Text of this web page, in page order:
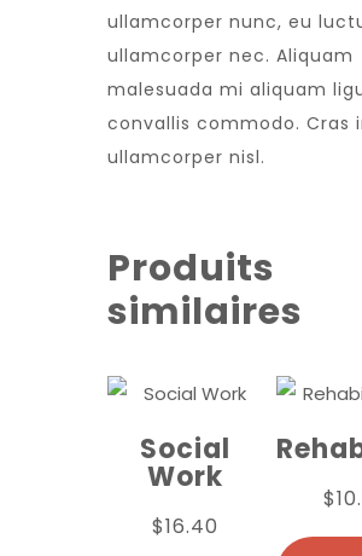
ullamcorper nunc, eu
ullamcorper nec. Aliquam
malesuada mi aliquam
convallis commodo. Cras
ullamcorper nisl.
Produits
similaires
Social
Work
$16.40
$